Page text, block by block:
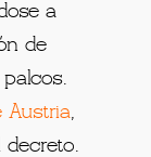
a
de
Austria,
decreto.